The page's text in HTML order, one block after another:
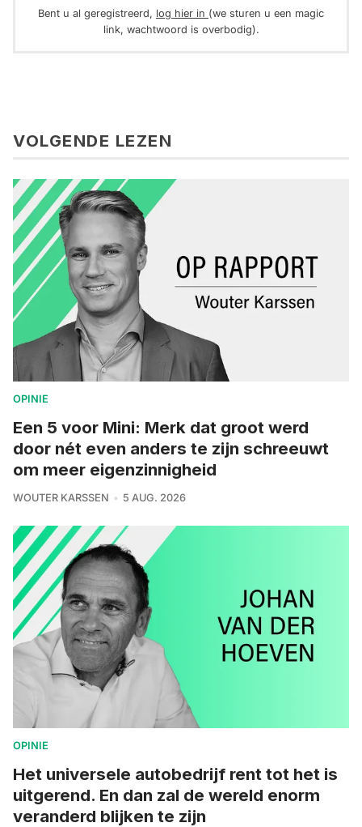
Bent u al geregistreerd, log hier in (we sturen u een magic
link, wachtwoord is overbodig).
VOLGENDE LEZEN
OPINIE
Een 5 voor Mini: Merk dat groot werd
door nét even anders te zijn schreeuwt
om meer eigenzinnigheid
WOUTER KARSSEN 5 AUG. 2026
OPINIE
Het universele autobedrijf rent tot het is
uitgerend. En dan zal de wereld enorm
veranderd blijken te zijn